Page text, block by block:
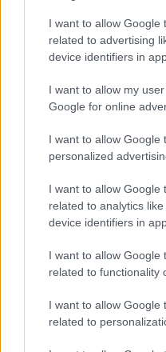
I want to allow Google
related to advertising
device identifiers in
I want to allow my
Google for online
I want to allow Google
personalized
I want to allow Google
related to analytics
device identifiers in
I want to allow Google
related to functionality
I want to allow Google
related to
Holtodiglan
A védelmező
Kamuzsaruk
Az útvesztő
Delfines kaland
A séf
A galaxis őrzői
Lavina
22 Jump Street -
osztag